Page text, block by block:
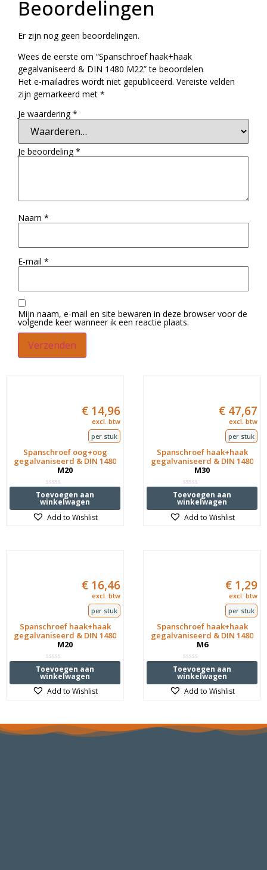
Beoordelingen
Er zijn nog geen beoordelingen.
Wees de eerste om “Spanschroef haak+haak
gegalvaniseerd & DIN 1480 M22” te beoordelen
Het e-mailadres wordt niet gepubliceerd. Vereiste velden
zijn gemarkeerd met *
Je waardering*
Je beoordeling*
Naam *
E-mail *
Mijn naam, e-mail en site bewaren in deze browser voor de
volgende keer wanneer ik een reactie plaats.
Spanschroef oog+oog
gegalvaniseerd & DIN 1480
M20
Waardering
0
uit
5
€ 14,96
excl. btw
per stuk
Toevoegen aan
winkelwagen
Add to Wishlist
Spanschroef haak+haak
gegalvaniseerd & DIN 1480
M30
Waardering
0
uit
5
€ 47,67
excl. btw
per stuk
Toevoegen aan
winkelwagen
Add to Wishlist
Spanschroef haak+haak
gegalvaniseerd & DIN 1480
M20
Waardering
0
uit
5
€ 16,46
excl. btw
per stuk
Toevoegen aan
winkelwagen
Add to Wishlist
Spanschroef haak+haak
gegalvaniseerd & DIN 1480
M6
Waardering
0
uit
5
€ 1,29
excl. btw
per stuk
Toevoegen aan
winkelwagen
Add to Wishlist